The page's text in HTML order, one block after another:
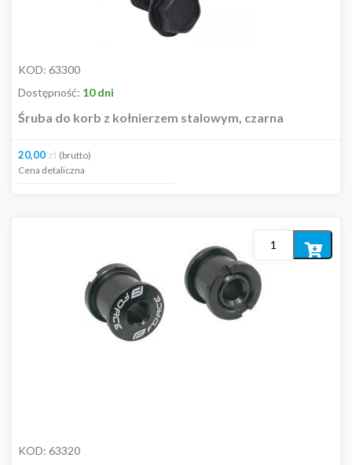
KOD: 63300
Dostępność: 10 dni
Śruba do korb z kołnierzem stalowym, czarna
20,00 zł (brutto)
Cena detaliczna
KOD: 63320
Dodaj